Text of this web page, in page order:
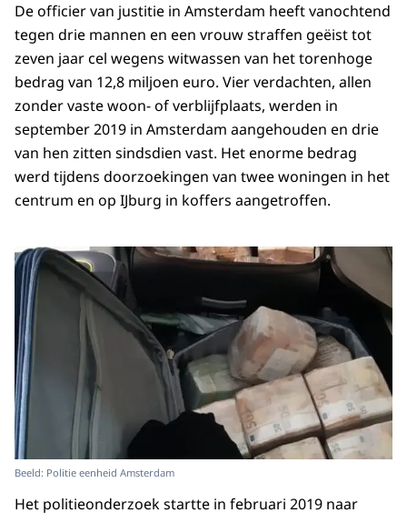
De officier van justitie in Amsterdam heeft vanochtend
tegen drie mannen en een vrouw straffen geëist tot
zeven jaar cel wegens witwassen van het torenhoge
bedrag van 12,8 miljoen euro. Vier verdachten, allen
zonder vaste woon- of verblijfplaats, werden in
september 2019 in Amsterdam aangehouden en drie
van hen zitten sindsdien vast. Het enorme bedrag
werd tijdens doorzoekingen van twee woningen in het
centrum en op IJburg in koffers aangetroffen.
Beeld: Politie eenheid Amsterdam
Het politieonderzoek startte in februari 2019 naar